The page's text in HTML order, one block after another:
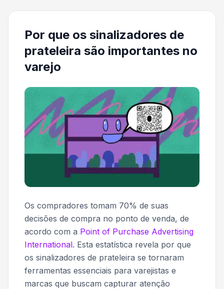
Por que os sinalizadores de
prateleira são importantes no
varejo
Os compradores tomam 70% de suas
decisões de compra no ponto de venda, de
acordo com a Point of Purchase Advertising
International. Esta estatística revela por que
os sinalizadores de prateleira se tornaram
ferramentas essenciais para varejistas e
marcas que buscam capturar atenção